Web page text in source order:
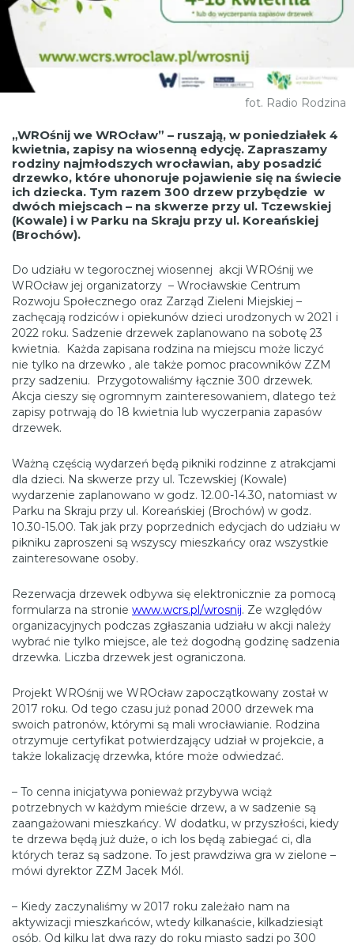
fot. Radio Rodzina
„WROśnij we WROcław” – ruszają, w poniedziałek 4
kwietnia, zapisy na wiosenną edycję. Zapraszamy
rodziny najmłodszych wrocławian, aby posadzić
drzewko, które uhonoruje pojawienie się na świecie
ich dziecka. Tym razem 300 drzew przybędzie w
dwóch miejscach – na skwerze przy ul. Tczewskiej
(Kowale) i w Parku na Skraju przy ul. Koreańskiej
(Brochów).
Do udziału w tegorocznej wiosennej akcji WROśnij we
WROcław jej organizatorzy – Wrocławskie Centrum
Rozwoju Społecznego oraz Zarząd Zieleni Miejskiej –
zachęcają rodziców i opiekunów dzieci urodzonych w 2021 i
2022 roku. Sadzenie drzewek zaplanowano na sobotę 23
kwietnia. Każda zapisana rodzina na miejscu może liczyć
nie tylko na drzewko , ale także pomoc pracowników ZZM
przy sadzeniu. Przygotowaliśmy łącznie 300 drzewek.
Akcja cieszy się ogromnym zainteresowaniem, dlatego też
zapisy potrwają do 18 kwietnia lub wyczerpania zapasów
drzewek.
Ważną częścią wydarzeń będą pikniki rodzinne z atrakcjami
dla dzieci. Na skwerze przy ul. Tczewskiej (Kowale)
wydarzenie zaplanowano w godz. 12.00-14.30, natomiast w
Parku na Skraju przy ul. Koreańskiej (Brochów) w godz.
10.30-15.00. Tak jak przy poprzednich edycjach do udziału w
pikniku zaproszeni są wszyscy mieszkańcy oraz wszystkie
zainteresowane osoby.
Rezerwacja drzewek odbywa się elektronicznie za pomocą
formularza na stronie www.wcrs.pl/wrosnij. Ze względów
organizacyjnych podczas zgłaszania udziału w akcji należy
wybrać nie tylko miejsce, ale też dogodną godzinę sadzenia
drzewka. Liczba drzewek jest ograniczona.
Projekt WROśnij we WROcław zapoczątkowany został w
2017 roku. Od tego czasu już ponad 2000 drzewek ma
swoich patronów, którymi są mali wrocławianie. Rodzina
otrzymuje certyfikat potwierdzający udział w projekcie, a
także lokalizację drzewka, które może odwiedzać.
– To cenna inicjatywa ponieważ przybywa wciąż
potrzebnych w każdym mieście drzew, a w sadzenie są
zaangażowani mieszkańcy. W dodatku, w przyszłości, kiedy
te drzewa będą już duże, o ich los będą zabiegać ci, dla
których teraz są sadzone. To jest prawdziwa gra w zielone –
mówi dyrektor ZZM Jacek Mól.
– Kiedy zaczynaliśmy w 2017 roku zależało nam na
aktywizacji mieszkańców, wtedy kilkanaście, kilkadziesiąt
osób. Od kilku lat dwa razy do roku miasto sadzi po 300